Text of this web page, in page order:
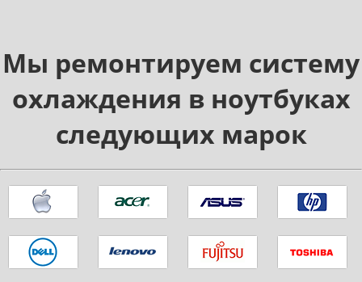
Мы ремонтируем систему
охлаждения в ноутбуках
следующих марок